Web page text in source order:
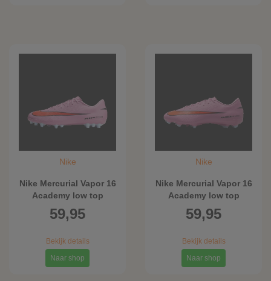
Nike
Nike Mercurial Vapor 16
Academy low top
voetbalschoenen
(kunstgras) - Roze
59,95
Bekijk details
Naar shop
Nike
Nike Mercurial Vapor 16
Academy low top
voetbalschoenen
(meerdere
59,95
Bekijk details
Naar shop